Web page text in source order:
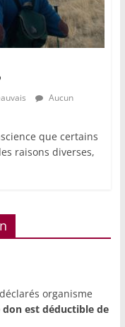
Aucun
que certains
raisons diverses,
organisme
est déductible de